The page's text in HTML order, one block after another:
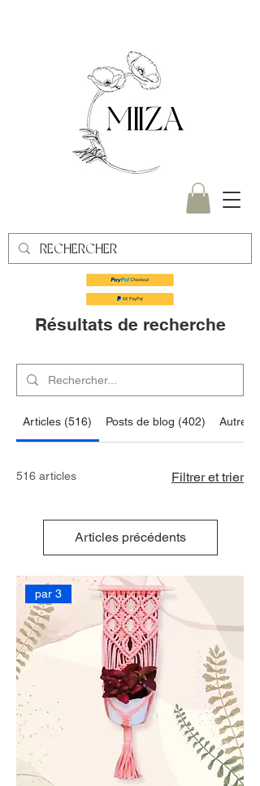
Résultats de recherche
Articles (516) Posts de blog (402) Autres
516 articles Filtrer et trier
Articles précédents
par 3